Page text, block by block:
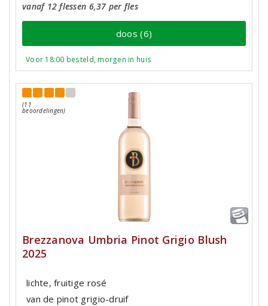
vanaf 12 flessen 6,37 per fles
doos (6)
Voor 18:00 besteld, morgen in huis
(11
beoordelingen)
Brezzanova Umbria Pinot Grigio Blush
2025
lichte, fruitige rosé
van de pinot grigio-druif